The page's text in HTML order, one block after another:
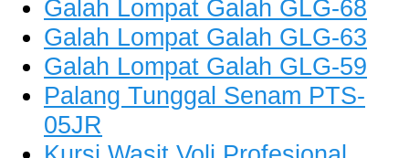
Galah Lompat Galah GLG-68
Galah Lompat Galah GLG-63
Galah Lompat Galah GLG-59
Palang Tunggal Senam PTS-
05JR